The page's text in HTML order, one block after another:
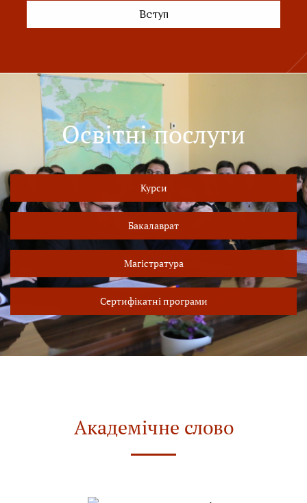
Вступ
Освітні послуги
Курси
Бакалаврат
Магістратура
Сертифікатні програми
Академічне слово